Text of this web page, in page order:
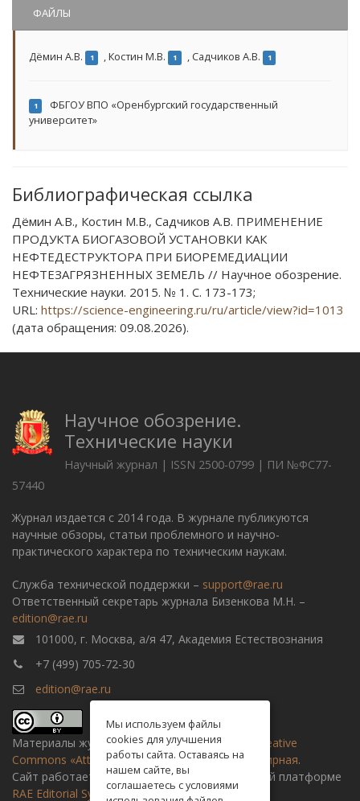
ФАЙЛЫ
Дёмин А.В. 1 ,Костин М.В. 1 , Садчиков А.В. 1
1
ФБГОУ ВПО «Оренбургский государственный
университет»
Библиографическая ссылка
Дёмин А.В., Костин М.В., Садчиков А.В. ПРИМЕНЕНИЕ
ПРОДУКТА БИОГАЗОВОЙ УСТАНОВКИ КАК
НЕФТЕДЕСТРУКТОРА ПРИ БИОРЕМЕДИАЦИИ
НЕФТЕЗАГРЯЗНЕННЫХ ЗЕМЕЛЬ // Научное обозрение.
Технические науки. 2015. № 1. С. 173-173;
URL: https://science-engineering.ru/ru/article/view?id=1013
(дата обращения: 09.08.2026).
Научное обозрение.
Технические науки
Научный журнал | ISSN 2500-0799 | ПИ №ФС77-
57440
Журнал издается с 2014 года. В журнале публикуются
научные обзоры, статьи проблемного и научно-
практического характера по техническим наукам.
Служба технической поддержки – support@rae.ru
Ответственный секретарь журнала Бизенкова М.Н. –
edition@rae.ru
101000, г. Москва, а/я 47, Академия Естествознания
+7 (499) 705-72-30
edition@rae.ru
Материалы журнала доступны полицензии Creative
Commons «Attribution» («Атрибуция») 4.0 Всемирная.
Сайт работает на универсальной издательской платформе
RAE Editorial System
Мы используем файлы
cookies для улучшения
работы сайта. Оставаясь на
нашем сайте, вы
соглашаетесь с условиями